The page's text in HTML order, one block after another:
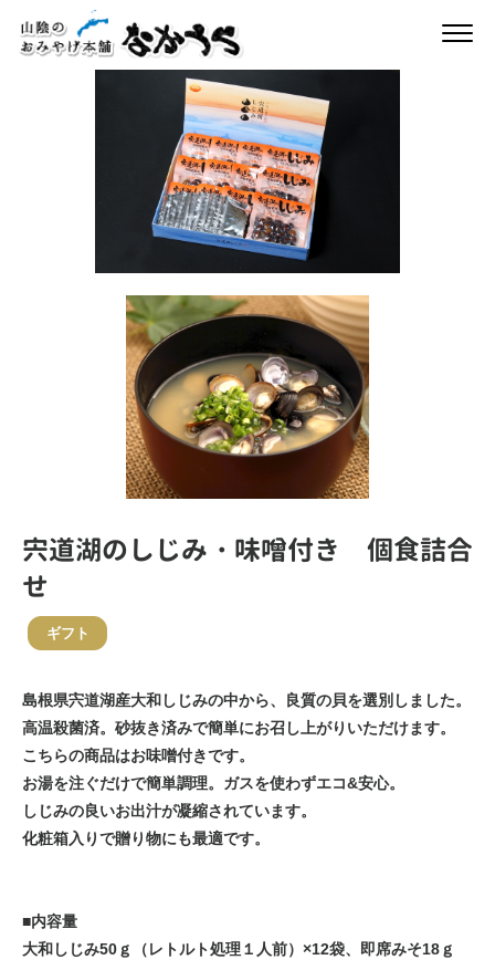
宍道湖のしじみ・味噌付き 個食詰合
せ
ギフト
島根県宍道湖産大和しじみの中から、良質の貝を選別しました。
高温殺菌済。砂抜き済みで簡単にお召し上がりいただけます。
こちらの商品はお味噌付きです。
お湯を注ぐだけで簡単調理。ガスを使わずエコ&安心。
しじみの良いお出汁が凝縮されています。
化粧箱入りで贈り物にも最適です。
■内容量
大和しじみ50ｇ（レトルト処理１人前）×12袋、即席みそ18ｇ